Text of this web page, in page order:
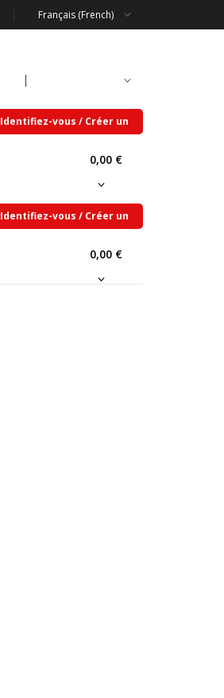
Français (French)
Identifiez-vous / Créer un
0,00 €
Identifiez-vous / Créer un
0,00 €